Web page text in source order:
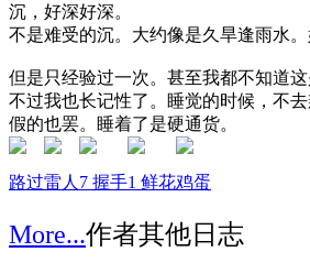
沉，好深好深。
不是难受的沉。大约像是久旱逢雨水。
但是只经验过一次。甚至我都不知道这
不过我也长记性了。睡觉的时候，不去
假的也罢。睡着了是硬通货。
路过雷人7 握手1 鲜花鸡蛋
More...作者其他日志